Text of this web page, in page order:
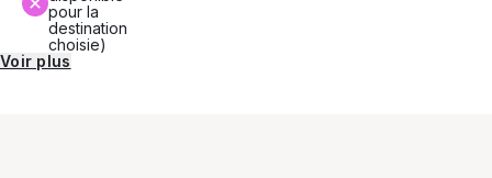
pour la
destination
choisie)
Voir plus